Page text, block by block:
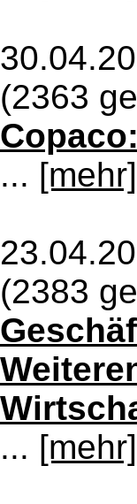
(2363
... [mehr]
(2383
... [mehr]